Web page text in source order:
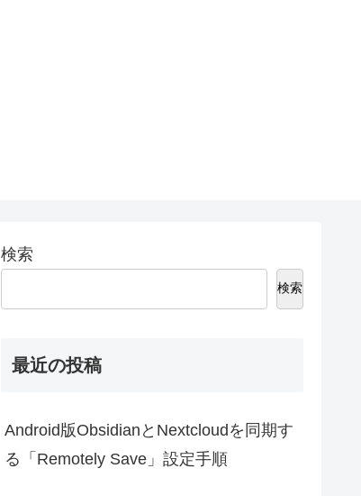
検索
検索
最近の投稿
Android版ObsidianとNextcloudを同期す
る「Remotely Save」設定手順